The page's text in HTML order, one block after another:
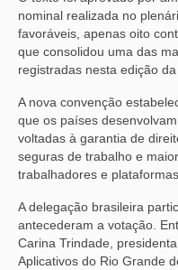
nominal realizada no
favoráveis, apenas oito
que consolidou uma das
registradas nesta edição da
A nova convenção
que os países
voltadas à garantia de
seguras de trabalho e
trabalhadores e
A delegação brasileira
antecederam a votação.
Carina Trindade,
Aplicativos do Rio Grande